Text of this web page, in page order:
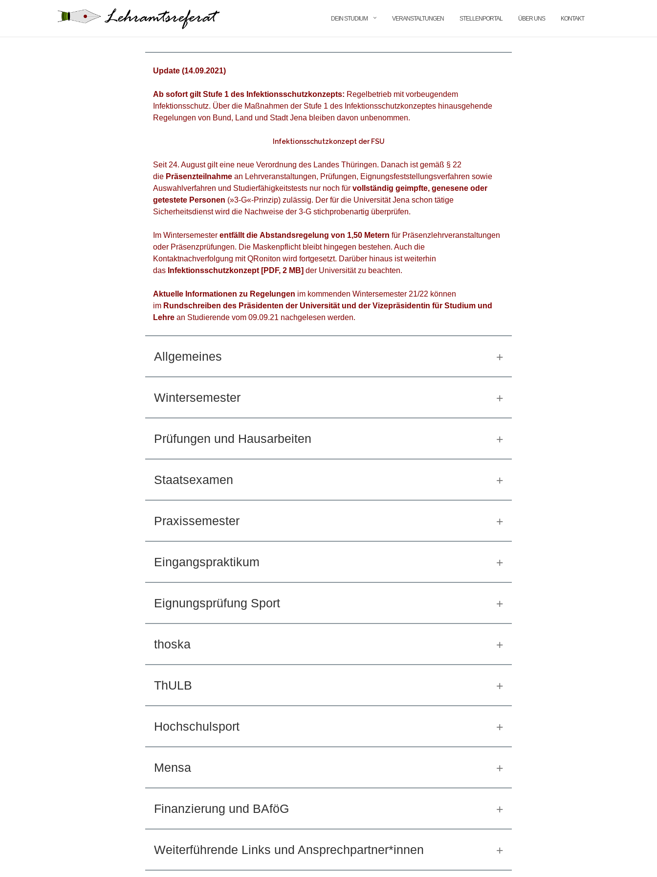
DEIN STUDIUM VERANSTALTUNGEN STELLENPORTAL ÜBER UNS KONTAKT
Update (14.09.2021)
Ab sofort gilt Stufe 1 des Infektionsschutzkonzepts: Regelbetrieb mit vorbeugendem
Infektionsschutz. Über die Maßnahmen der Stufe 1 des Infektionsschutzkonzeptes hinausgehende
Regelungen von Bund, Land und Stadt Jena bleiben davon unbenommen.
Infektionsschutzkonzept der FSU
Seit 24. August gilt eine neue Verordnung des Landes Thüringen. Danach ist gemäß § 22
die Präsenzteilnahme an Lehrveranstaltungen, Prüfungen, Eignungsfeststellungsverfahren sowie
Auswahlverfahren und Studierfähigkeitstests nur noch für vollständig geimpfte, genesene oder
getestete Personen (»3-G«-Prinzip) zulässig. Der für die Universität Jena schon tätige
Sicherheitsdienst wird die Nachweise der 3-G stichprobenartig überprüfen.
Im Wintersemester entfällt die Abstandsregelung von 1,50 Metern für Präsenzlehrveranstaltungen
oder Präsenzprüfungen. Die Maskenpflicht bleibt hingegen bestehen. Auch die
Kontaktnachverfolgung mit QRoniton wird fortgesetzt. Darüber hinaus ist weiterhin
das Infektionsschutzkonzept [PDF, 2 MB] der Universität zu beachten.
Aktuelle Informationen zu Regelungen im kommenden Wintersemester 21/22 können
im Rundschreiben des Präsidenten der Universität und der Vizepräsidentin für Studium und
Lehre an Studierende vom 09.09.21 nachgelesen werden.
Allgemeines
Wintersemester
Prüfungen und Hausarbeiten
Staatsexamen
Praxissemester
Eingangspraktikum
Eignungsprüfung Sport
thoska
ThULB
Hochschulsport
Mensa
Finanzierung und BAföG
Weiterführende Links und Ansprechpartner*innen